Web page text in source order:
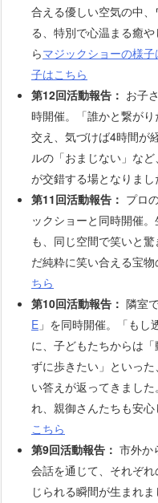
合える優しい空気の中
る、特別で心温まる癒
らマジックショーの様子
子はこちら
第12回活動報告： お子
時開催。「誰かと繋が
交え、気づけば4時間が
ルの「おまじない」な
が交錯する場となりまし
第11回活動報告： プロ
ックショーと同時開催
も、同じ空間で笑いと
だ純粋に笑い合える宝物
ちら
第10回活動報告： 隣室
E 」を同時開催。「も
に、子どもたちからは
ずに歩きたい」といっ
い答えが返ってきまし
れ、親御さんたちも安心
こちら
第9回活動報告： 市外か
会話を通じて、それぞ
じられる瞬間が生まれま